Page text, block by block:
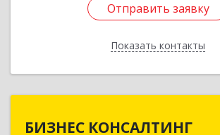
Отправить заявку
Показать контакты
Отправить заявку
Назад
БИЗНЕС КОНСАЛТИНГ